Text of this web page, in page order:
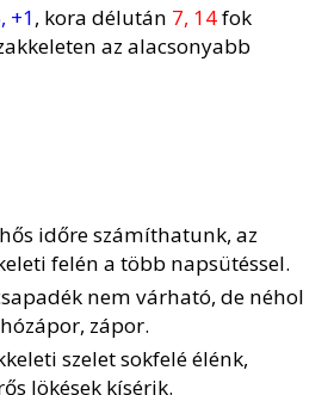
+1, kora délután 7, 14fok
az alacsonyabb
időre számíthatunk, az
felén a több napsütéssel.
nem várható, de néhol
zápor.
szelet sokfelé élénk,
lökések kísérik.